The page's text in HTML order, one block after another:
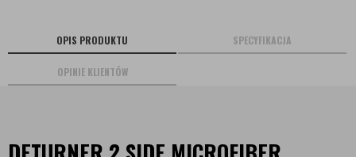
OPIS PRODUKTU SPECYFIKACJA
OPINIE KLIENTÓW